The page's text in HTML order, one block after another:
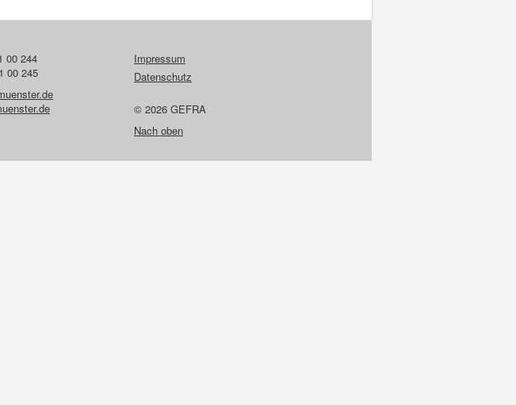
00 244
00 245
Impressum
Datenschutz
© 2026 GEFRA
Nach oben